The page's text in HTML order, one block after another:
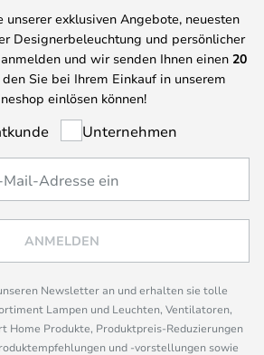
unserer exklusiven Angebote, neuesten
Designerbeleuchtung und persönlicher
und wir senden Ihnen einen 20
den Sie bei Ihrem Einkauf in unserem
einlösen können!
Unternehmen
ANMELDEN
Newsletter an und erhalten sie tolle
Lampen und Leuchten, Ventilatoren,
Home Produkte, Produktpreis-Reduzierungen
und -vorstellungen sowie